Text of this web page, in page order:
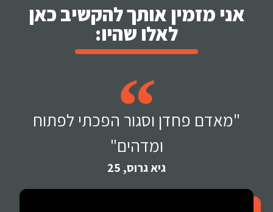
אני מזמין אותך להקשיב כאן
לאלו שהיו:
"מאדם פחדן וסגור הפכתי לפתוח
ומדהים"
גיא גרוס, 25